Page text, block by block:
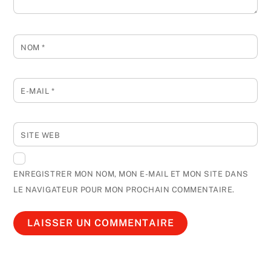
NOM*
E-MAIL *
SITE WEB
ENREGISTRER MON NOM, MON E-MAIL ET MON SITE DANS
LE NAVIGATEUR POUR MON PROCHAIN COMMENTAIRE.